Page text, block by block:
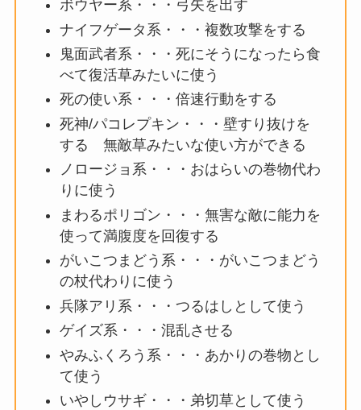
ボウヤー系・・・弓矢を出す
ナイフゲータ系・・・複数攻撃をする
鬼面武者系・・・死にそうになったら食
べて復活草みたいに使う
死の使い系・・・倍速行動をする
死神/パコレプキン・・・壁すり抜けを
する 無敵草みたいな使い方ができる
ノロージョ系・・・おはらいの巻物代わ
りに使う
まわるポリゴン・・・無害な敵に能力を
使って満腹度を回復する
がいこつまどう系・・・がいこつまどう
の杖代わりに使う
兵隊アリ系・・・つるはしとして使う
ゲイズ系・・・混乱させる
やみふくろう系・・・あかりの巻物とし
て使う
いやしウサギ・・・弟切草として使う